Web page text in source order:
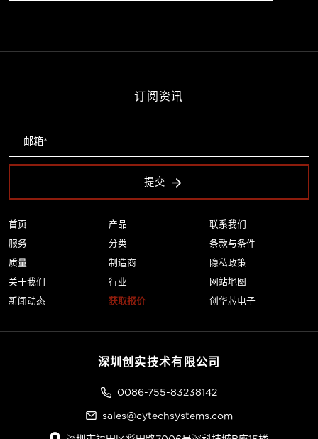
首页
服务
质量
关于我们
新闻动态
产品
分类
制造商
行业
获取报价
联系我们
条款与条件
隐私政策
网站地图
创华芯电子
订阅资讯
提交
深圳创实技术有限公司
0086-755-83238142
sales@cytechsystems.com